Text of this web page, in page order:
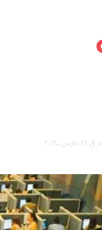
مارس ,٢٠١٨